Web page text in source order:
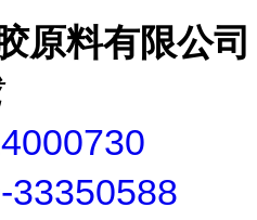
原料有限公司
33350588